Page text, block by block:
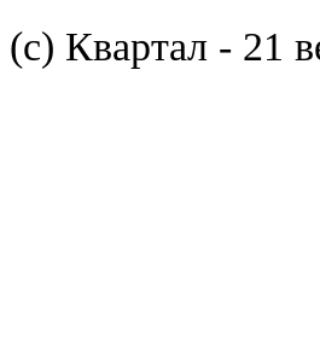
(с) Квартал - 21